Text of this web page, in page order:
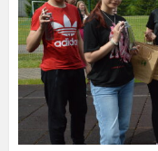
Renkuosi
būti
sveikas